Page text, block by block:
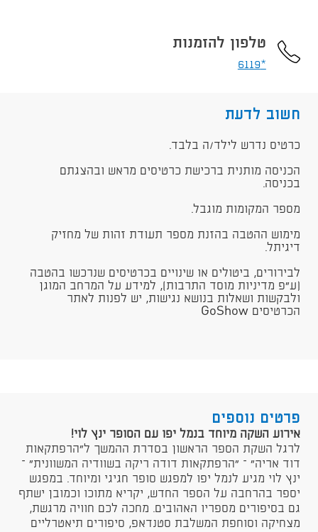
טלפון להזמנות
*6119
חשוב לדעת
כרטיס נדרש לילד/ה בלבד.
הכניסה מותנית ברכישת כרטיסים מראש ובהצגתם
בכניסה.
מספר המקומות מוגבל.
מימוש ההטבה בהזנת מספר תעודת זהות של מחזיק
דיגיתל.
לבירורים, ביטולים או שינויים בכרטיסים שנרכשו בהטבה
(ע"פ מדיניות מוסד התרבות), למידע על המרחב המוגן
ולבקשות ושאלות בנושא נגישות, יש לפנות לאתר
הכרטיסים GoShow
פרטים נוספים
​אירוע השקה מיוחד בנמל יפו עם הסופר ינץ לוי!
לרגל השקת הספר הראשון בסדרת ההמשך ל"הרפתקאות
דוד אריה" – "הרפתקאות דודה ריקה בשוודיה המשוונית" –
ינץ לוי מגיע לנמל יפו למפגש סופר חגיגי ומיוחד. במפגש
יספר בהרחבה על הספר החדש, יקריא מתוכו וכמובן ישתף
גם בסיפורים מספריו האהובים. מחכה לכם חוויה מרגשת,
מצחיקה וסוחפת המשלבת סטנדאפ, סיפורים תיאטרליים